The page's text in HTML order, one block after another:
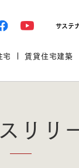
サステ
宅 賃貸住宅建築
リリ